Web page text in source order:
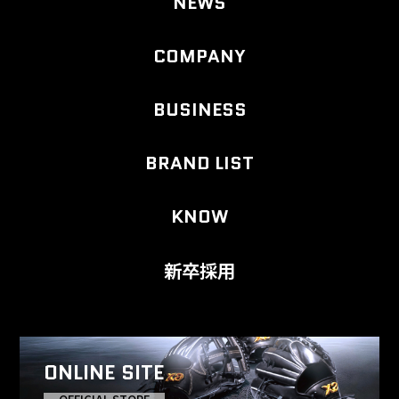
COMPANY
BUSINESS
BRAND LIST
KNOW
新卒採用
ONLINE SITE